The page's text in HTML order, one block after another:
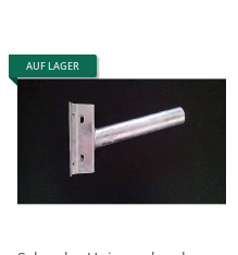
AUF LAGER